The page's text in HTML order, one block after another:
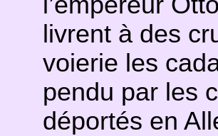
livrent à des
voierie les
pendu par les
déportés en